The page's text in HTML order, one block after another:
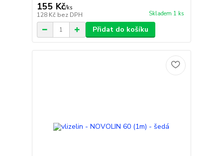
155 Kč/ks
128 Kč bez DPH Skladem 1 ks
Přidat do košíku